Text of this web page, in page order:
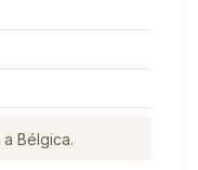
a Bélgica.